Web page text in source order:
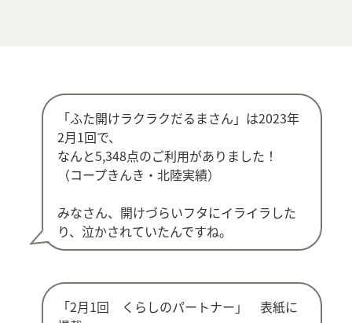
「ふた開けラクラクだるまさん」は2023年
2月1回で、
なんと5,348点のご利用がありました！
（コープきんき・北陸実績）
みなさん、開けづらいフタにイライラした
り、泣かされていたんですね。
「2月1回 くらしのパートナー」 表紙に